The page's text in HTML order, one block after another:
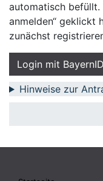
automatisch befüllt.
anmelden“ geklickt
zunächst
Login mit BayernID
Hinweise zur